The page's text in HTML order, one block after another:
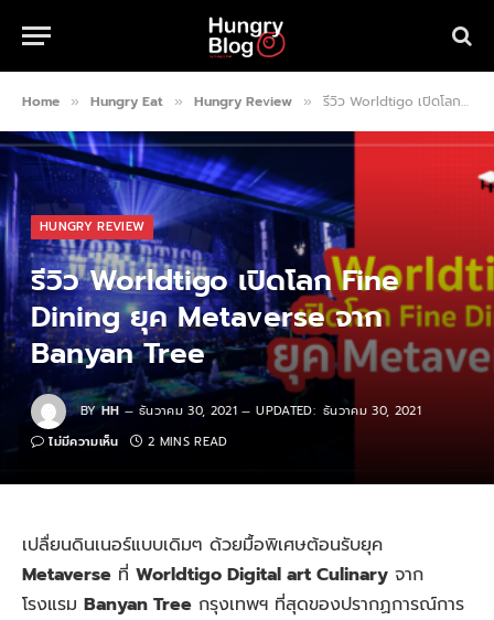
Home » Hungry Eat » Hungry Review » รีวิว Worldtigo เปิดโลก Fine Dining ยุค Metaverse จาก Banyan Tree
HUNGRY REVIEW
รีวิว Worldtigo เปิดโลก Fine
Dining ยุค Metaverse จาก
Banyan Tree
BY HH ธันวาคม 30, 2021 UPDATED: ธันวาคม 30, 2021
ไม่มีความเห็น
2 MINS READ
เปลื่ยนดินเนอร์แบบเดิมๆ ด้วยมื้อพิเศษต้อนรับยุค
Metaverse ที่ Worldtigo Digital art Culinary จาก
โรงแรม Banyan Tree กรุงเทพฯ ที่สุดของปรากฏการณ์การ